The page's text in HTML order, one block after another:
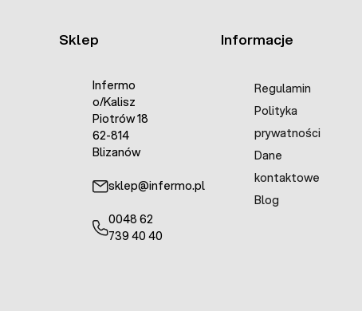
Sklep
Infermo
o/Kalisz
Piotrów 18
62-814
Blizanów
sklep@infermo.pl
0048 62
739 40 40
Informacje
Regulamin
Polityka
prywatności
Dane
kontaktowe
Blog